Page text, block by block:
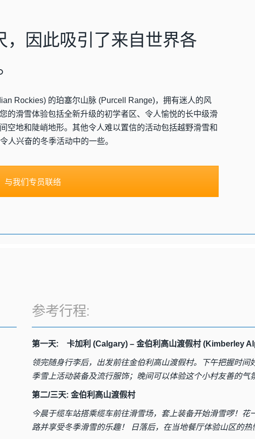
，因此吸引了来自世界各
Rockies) 的珀塞尔山脉 (Purcell Range)，拥有迷人的风
的滑雪体验包括全新升级的初学者区、令人愉悦的长中级滑
空地和陡峭地形。其他令人难以置信的活动包括越野滑雪和
人兴奋的冬季活动中的一些。
与我们专员联络
参考行程:
第一天: 卡加利 (Calgary) – 金伯利高山渡假村 (Kimberley
领完随身行李后，出发前往金伯利高山渡假村。下午把握时
季雪上活动装备及流行服饰；晚间可以体验这个小村友善的气
第二/三天: 金伯利高山渡假村
今晨于缆车站搭乘缆车前往滑雪场，套上装备开始滑雪啰！
路并享受冬季滑雪的乐趣！ 日落后，在当地餐厅体验山区的热